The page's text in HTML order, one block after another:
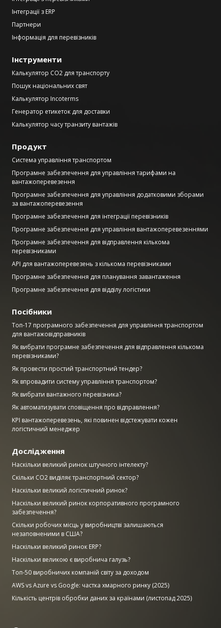
Інтеграції з ERP
Партнери
Інформація для перевізників
Інструменти
Калькулятор CO2 для транспорту
Пошук національних свят
Калькулятор Incoterms
Генератор етикеток для доставки
Калькулятор часу транзиту вантажів
Продукт
Система управління транспортом
Програмне забезпечення для управління тарифами на
вантажоперевезення
Програмне забезпечення для управління додатковими зборами
за вантажоперевезення
Програмне забезпечення для інтеграції перевізників
Програмне забезпечення для управління вантажоперевезеннями
Програмне забезпечення для відправлення кількома
перевізниками
API для вантажоперевезень з кількома перевізниками
Програмне забезпечення для планування завантаження
Програмне забезпечення для відділу логістики
Посібники
Топ-17 програмного забезпечення для управління транспортом
для вантажовідправників
Як вибрати програмне забезпечення для відправлення кількома
перевізниками?
Як провести простий транспортний тендер?
Як впровадити систему управління транспортом?
Як вибрати вантажного перевізника?
Як автоматизувати сповіщення про відправлення?
KPI вантажоперевезень, які повинен відстежувати кожен
логістичний менеджер
Дослідження
Наскільки великий ринок штучного інтелекту?
Скільки CO2 виділяє транспортний сектор?
Наскільки великий логістичний ринок?
Наскільки великий ринок корпоративного програмного
забезпечення?
Скільки робочих місць у виробництві залишаються
незаповненими в США?
Наскільки великий ринок ERP?
Наскільки великою є виробнича галузь?
Топ-50 виробничих компаній світу за доходом
AWS vs Azure vs Google: частка хмарного ринку (2025)
Кількість центрів обробки даних за країнами (листопад 2025)